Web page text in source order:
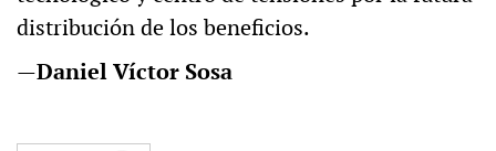
distribución de los beneficios.
—Daniel Víctor Sosa